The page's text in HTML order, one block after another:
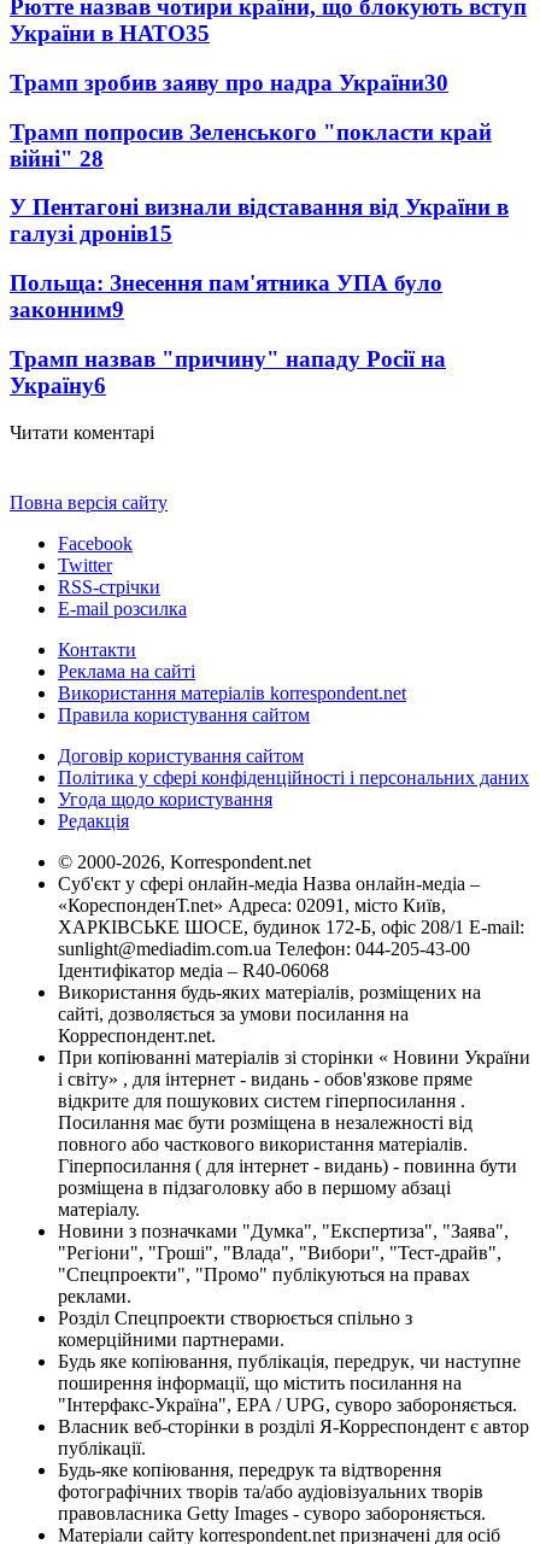
Рютте назвав чотири країни, що блокують вступ
України в НАТО35
Трамп зробив заяву про надра України30
Трамп попросив Зеленського "покласти край
війні" 28
У Пентагоні визнали відставання від України в
галузі дронів15
Польща: Знесення пам'ятника УПА було
законним9
Трамп назвав "причину" нападу Росії на
Україну6
Читати коментарі
Повна версія сайту
Facebook
Twitter
RSS-стрічки
E-mail розсилка
Контакти
Реклама на сайті
Використання матеріалів korrespondent.net
Правила користування сайтом
Договір користування сайтом
Політика у сфері конфіденційності і персональних даних
Угода щодо користування
Редакція
© 2000-2026, Korrespondent.net
Суб'єкт у сфері онлайн-медіа Назва онлайн-медіа –
«КореспонденТ.net» Адреса: 02091, місто Київ,
ХАРКІВСЬКЕ ШОСЕ, будинок 172-Б, офіс 208/1 E-mail:
sunlight@mediadim.com.ua Телефон: 044-205-43-00
Ідентифікатор медіа – R40-06068
Використання будь-яких матеріалів, розміщених на
сайті, дозволяється за умови посилання на
Корреспондент.net.
При копіюванні матеріалів зі сторінки « Новини України
і світу» , для інтернет - видань - обов'язкове пряме
відкрите для пошукових систем гіперпосилання .
Посилання має бути розміщена в незалежності від
повного або часткового використання матеріалів.
Гіперпосилання ( для інтернет - видань) - повинна бути
розміщена в підзаголовку або в першому абзаці
матеріалу.
Новини з позначками "Думка", "Експертиза", "Заява",
"Регіони", "Гроші", "Влада", "Вибори", "Тест-драйв",
"Спецпроекти", "Промо" публікуються на правах
реклами.
Розділ Спецпроекти створюється спільно з
комерційними партнерами.
Будь яке копіювання, публікація, передрук, чи наступне
поширення інформації, що містить посилання на
"Інтерфакс-Україна", EPA / UPG, суворо забороняється.
Власник веб-сторінки в розділі Я-Корреспондент є автор
публікації.
Будь-яке копіювання, передрук та відтворення
фотографічних творів та/або аудіовізуальних творів
правовласника Getty Images - суворо забороняється.
Матеріали сайту korrespondent.net призначені для осіб